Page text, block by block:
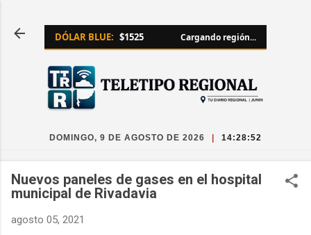
DÓLAR BLUE: $1525 Cargando región...
DOMINGO, 9 DE AGOSTO DE 2026 14:28:52
Nuevos paneles de gases en el hospital
municipal de Rivadavia
agosto 05, 2021